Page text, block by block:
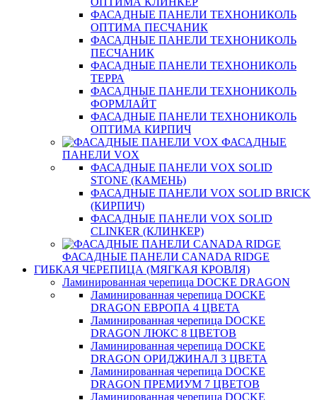
ФАСАДНЫЕ ПАНЕЛИ ТЕХНОНИКОЛЬ
ОПТИМА ПЕСЧАНИК
ФАСАДНЫЕ ПАНЕЛИ ТЕХНОНИКОЛЬ
ПЕСЧАНИК
ФАСАДНЫЕ ПАНЕЛИ ТЕХНОНИКОЛЬ
ТЕРРА
ФАСАДНЫЕ ПАНЕЛИ ТЕХНОНИКОЛЬ
ФОРМЛАЙТ
ФАСАДНЫЕ ПАНЕЛИ ТЕХНОНИКОЛЬ
ОПТИМА КИРПИЧ
ФАСАДНЫЕ
ПАНЕЛИ VOX
ФАСАДНЫЕ ПАНЕЛИ VOX SOLID
STONE (КАМЕНЬ)
ФАСАДНЫЕ ПАНЕЛИ VOX SOLID BRICK
(КИРПИЧ)
ФАСАДНЫЕ ПАНЕЛИ VOX SOLID
CLINКER (КЛИНКЕР)
ФАСАДНЫЕ ПАНЕЛИ CANADA RIDGE
ГИБКАЯ ЧЕРЕПИЦА (МЯГКАЯ КРОВЛЯ)
Ламинированная черепица DOCKE DRAGON
Ламинированная черепица DOCKE
DRAGON ЕВРОПА 4 ЦВЕТА
Ламинированная черепица DOCKE
DRAGON ЛЮКС 8 ЦВЕТОВ
Ламинированная черепица DOCKE
DRAGON ОРИДЖИНАЛ 3 ЦВЕТА
Ламинированная черепица DOCKE
DRAGON ПРЕМИУМ 7 ЦВЕТОВ
Ламинированная черепица DOCKE